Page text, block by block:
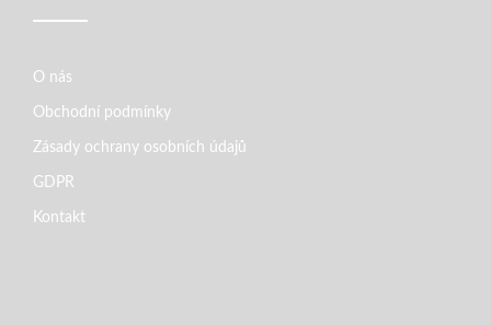
O nás
Obchodní podmínky
Zásady ochrany osobních údajů
GDPR
Kontakt